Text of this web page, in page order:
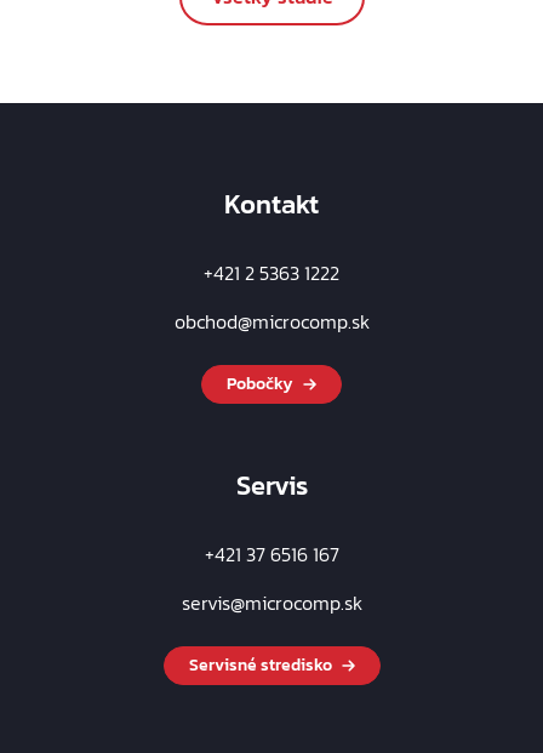
Kontakt
+421 2 5363 1222
obchod@microcomp.sk
Pobočky
Servis
+421 37 6516 167
servis@microcomp.sk
Servisné stredisko